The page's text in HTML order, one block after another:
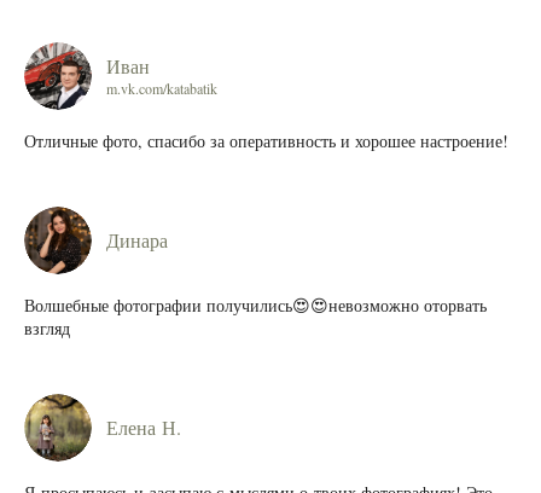
Иван
m.vk.com/katabatik
Отличные фото, спасибо за оперативность и хорошее настроение!
Динара
Волшебные фотографии получились😍😍невозможно оторвать
взгляд
Елена Н.